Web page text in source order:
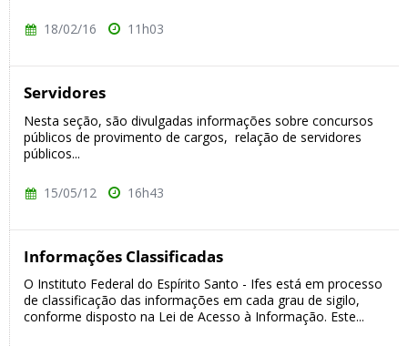
18/02/16 11h03
Servidores
Nesta seção, são divulgadas informações sobre concursos
públicos de provimento de cargos, relação de servidores
públicos...
15/05/12 16h43
Informações Classificadas
O Instituto Federal do Espírito Santo - Ifes está em processo
de classificação das informações em cada grau de sigilo,
conforme disposto na Lei de Acesso à Informação. Este...